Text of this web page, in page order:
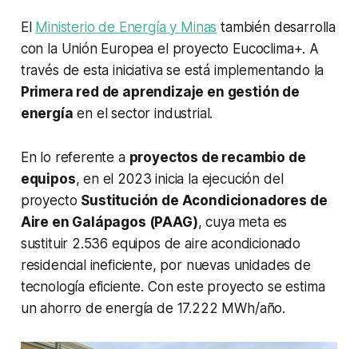
El Ministerio de Energía y Minas también desarrolla
con la Unión Europea el proyecto Eucoclima+. A
través de esta iniciativa se está implementando la
Primera red de aprendizaje en gestión de
energía en el sector industrial.
En lo referente a proyectos de recambio de
equipos, en el 2023 inicia la ejecución del
proyecto Sustitución de Acondicionadores de
Aire en Galápagos (PAAG), cuya meta es
sustituir 2.536 equipos de aire acondicionado
residencial ineficiente, por nuevas unidades de
tecnología eficiente. Con este proyecto se estima
un ahorro de energía de 17.222 MWh/año.